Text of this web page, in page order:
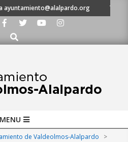
TE
Buscar
MENU
de Valdeolmos-Alalpardo
>